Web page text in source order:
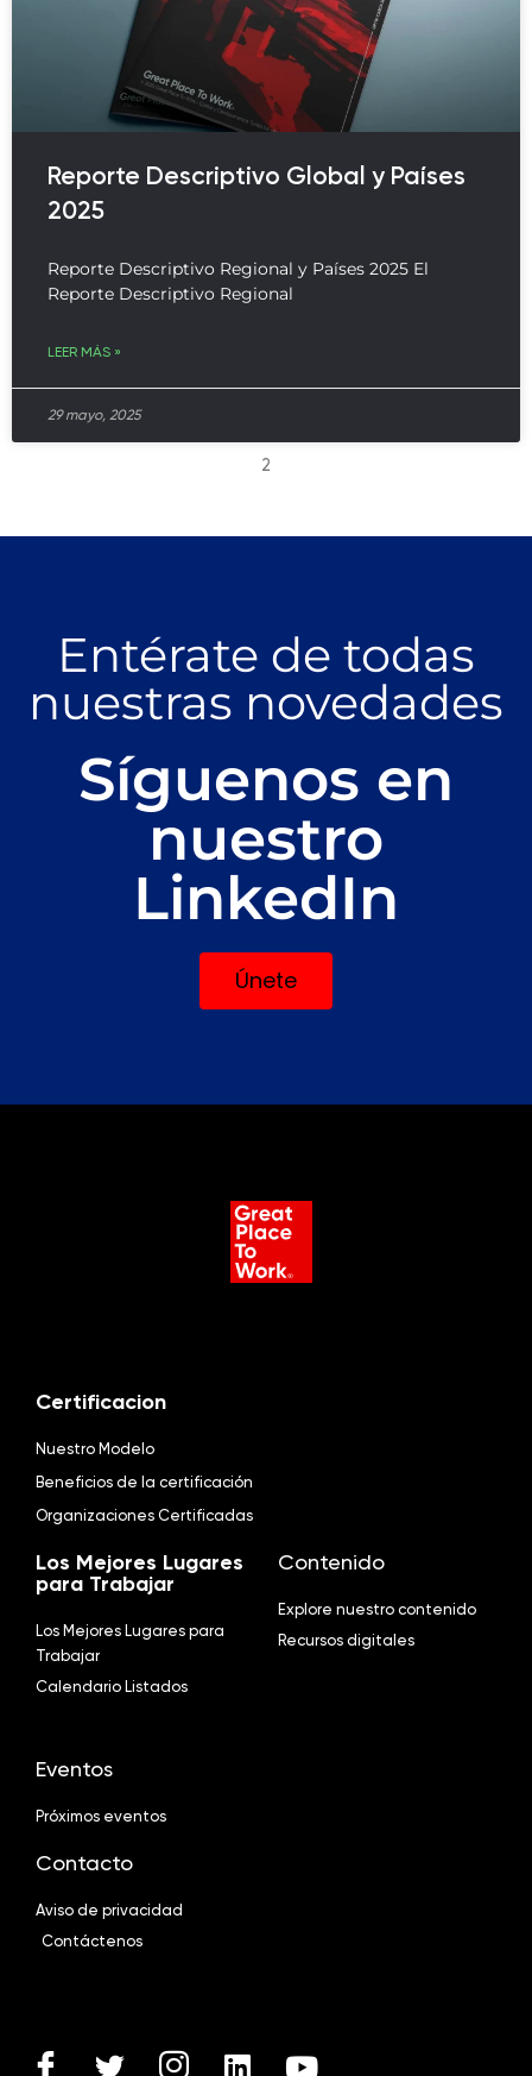
Reporte Descriptivo Global y Países
2025
Reporte Descriptivo Regional y Países 2025 El
Reporte Descriptivo Regional
LEER MÁS »
29 mayo, 2025
2
Entérate de todas
nuestras novedades
Síguenos en
nuestro
LinkedIn
Únete
Certificacion
Nuestro Modelo
Beneficios de la certificación
Organizaciones Certificadas
Los Mejores Lugares
para Trabajar
Los Mejores Lugares para
Trabajar
Calendario Listados
Contenido
Explore nuestro contenido
Recursos digitales
Eventos
Próximos eventos
Contacto
Aviso de privacidad
Contáctenos